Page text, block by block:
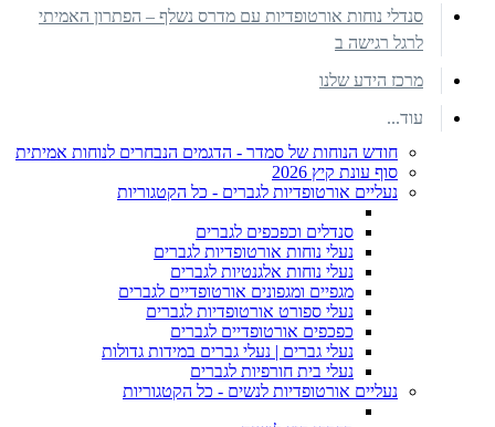
סנדלי נוחות אורטופדיות עם מדרס נשלף – הפתרון האמיתי
לרגל רגישה ב
מרכז הידע שלנו
עוד...
חודש הנוחות של סמדר - הדגמים הנבחרים לנוחות אמיתית
סוף עונת קיץ 2026
נעליים אורטופדיות לגברים - כל הקטגוריות
סנדלים וכפכפים לגברים
נעלי נוחות אורטופדיות לגברים
נעלי נוחות אלגנטיות לגברים
מגפיים ומגפונים אורטופדיים לגברים
נעלי ספורט אורטופדיות לגברים
כפכפים אורטופדיים לגברים
נעלי גברים | נעלי גברים במידות גדולות
נעלי בית חורפיות לגברים
נעליים אורטופדיות לנשים - כל הקטגוריות